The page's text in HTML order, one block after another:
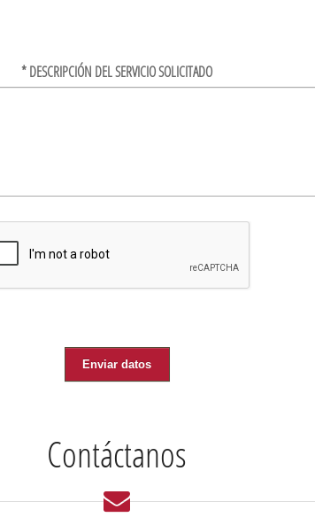
*DESCRIPCIÓN DEL SERVICIO SOLICITADO
Enviar datos
Contáctanos